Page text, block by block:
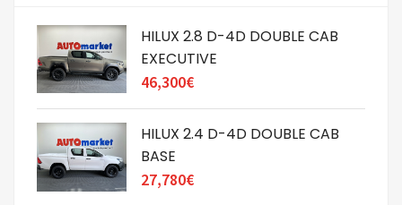
HILUX 2.8 D-4D DOUBLE CAB
EXECUTIVE
46,300€
HILUX 2.4 D-4D DOUBLE CAB
BASE
27,780€